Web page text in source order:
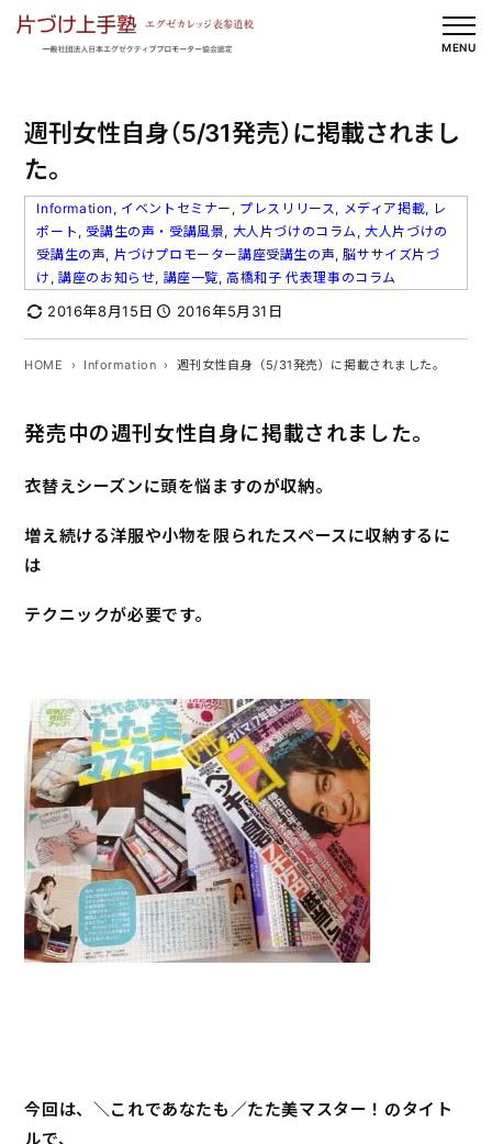
MENU
週刊女性自身（5/31発売）に掲載されまし
た。
Information , イベントセミナー , プレスリリース , メディア掲載, レ
ポート , 受講生の声・受講風景, 大人片づけのコラム , 大人片づけの
受講生の声, 片づけプロモーター講座受講生の声, 脳ササイズ片づ
け , 講座のお知らせ, 講座一覧, 高橋和子 代表理事のコラム
2016年8月15日 2016年5月31日
HOME Information 週刊女性自身（5/31発売）に掲載されました。
発売中の週刊女性自身に掲載されました。
衣替えシーズンに頭を悩ますのが収納。
増え続ける洋服や小物を限られたスペースに収納するに
は
テクニックが必要です。
今回は、＼これであなたも／たた美マスター！のタイト
ルで、